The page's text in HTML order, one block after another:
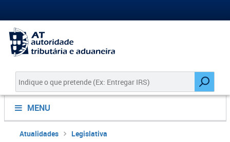
MENU
Atualidades Legislativa